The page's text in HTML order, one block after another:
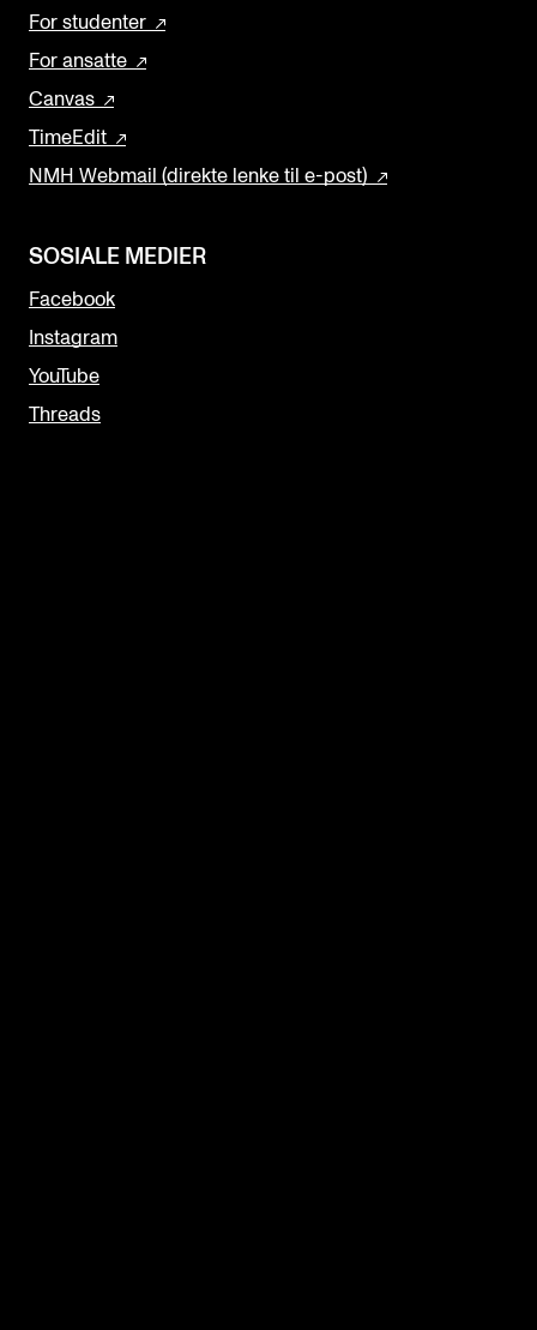
For studenter
For ansatte
Canvas
TimeEdit
NMH Webmail (direkte lenke til e-post)
SOSIALE MEDIER
Facebook
Instagram
YouTube
Threads